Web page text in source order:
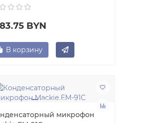
BYN
В корзину
микрофон